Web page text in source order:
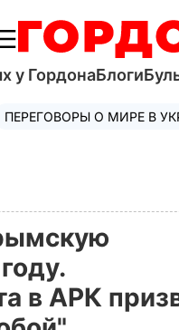
у ГордонаБлоги
ПЕРЕГОВОРЫ О МИРЕ В
в АРК